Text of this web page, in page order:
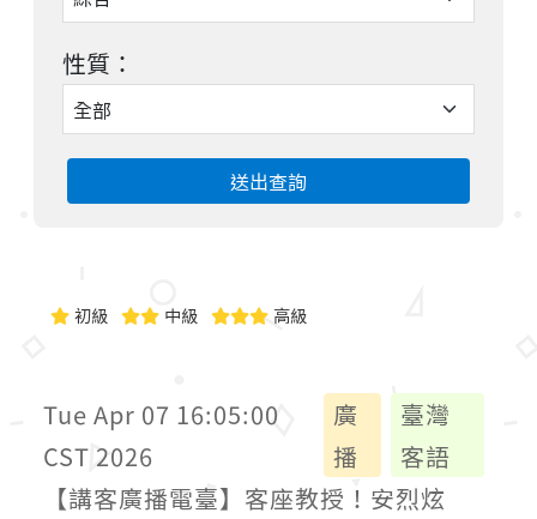
性質：
送出查詢
初級 中級 高級
Tue Apr 07 16:05:00
CST 2026
廣
播
臺灣
客語
【講客廣播電臺】客座教授！安烈炫